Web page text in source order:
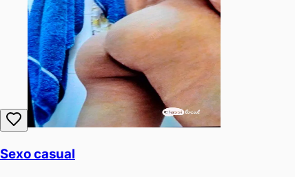
Sexo casual